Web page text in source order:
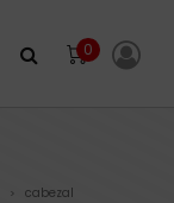
0
> cabezal